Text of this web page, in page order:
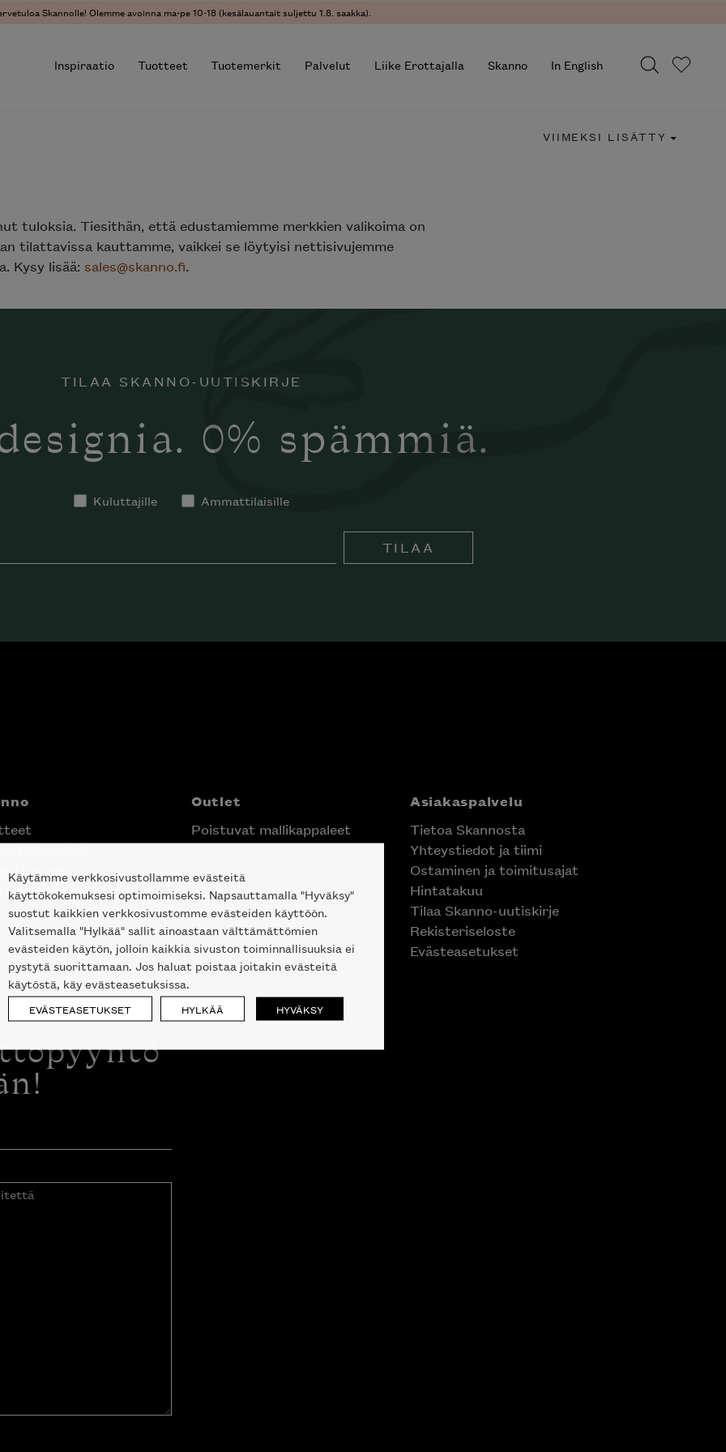
Skannolle! Olemme avoinna ma-pe 10-18 (kesälauantait suljettu 1.8. saakka).
Inspiraatio Tuotteet Tuotemerkit Palvelut Liike Erottajalla Skanno In English
VIIMEKSI LISÄTTY
tuloksia. Tiesithän, että edustamiemme merkkien valikoima on
tilattavissa kauttamme, vaikkei se löytyisi nettisivujemme
Kysy lisää: sales@skanno.fi.
TILAA SKANNO-UUTISKIRJE
0% spämmiä.
Kuluttajille Ammattilaisille
TILAA
Helsingin keskustassa
Outlet
Poistuvat mallikappaleet
Asiakaspalvelu
Tietoa Skannosta
Yhteystiedot ja tiimi
Ostaminen ja toimitusajat
Hintatakuu
Tilaa Skanno-uutiskirje
Rekisteriseloste
Evästeasetukset
Käytämme verkkosivustollamme evästeitä
käyttökokemuksesi optimoimiseksi. Napsauttamalla "Hyväksy"
suostut kaikkien verkkosivustomme evästeiden käyttöön.
Valitsemalla "Hylkää" sallit ainoastaan välttämättömien
evästeiden käytön, jolloin kaikkia sivuston toiminnallisuuksia ei
pystytä suorittamaan. Jos haluat poistaa joitakin evästeitä
käytöstä, käy evästeasetuksissa.
EVÄSTEASETUKSET HYLKÄÄ HYVÄKSY